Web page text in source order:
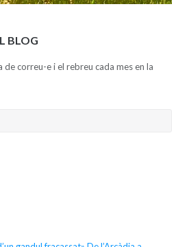
BLOG
correu-e i el rebreu cada mes en la